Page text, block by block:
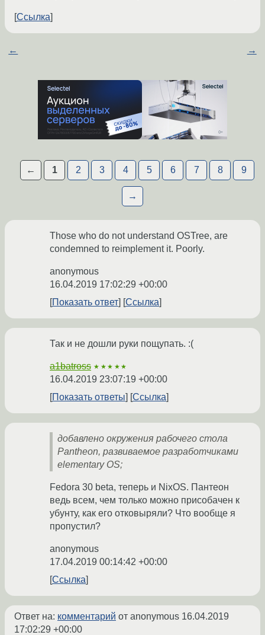
Ссылка
← →
← 1 2 3 4 5 6 7 8 9
→
Those who do not understand OSTree, are
condemned to reimplement it. Poorly.
anonymous
16.04.2019 17:02:29 +00:00
Показать ответ
Ссылка
Так и не дошли руки пощупать. :(
a1batross ★★★★★
16.04.2019 23:07:19 +00:00
Показать ответы
Ссылка
добавлено окружения рабочего стола
Pantheon, развиваемое разработчиками
elementary OS;
Fedora 30 beta, теперь и NixOS. Пантеон
ведь всем, чем только можно присобачен к
убунту, как его отковыряли? Что вообще я
пропустил?
anonymous
17.04.2019 00:14:42 +00:00
Ссылка
Ответ на: комментарий от anonymous 16.04.2019
17:02:29 +00:00